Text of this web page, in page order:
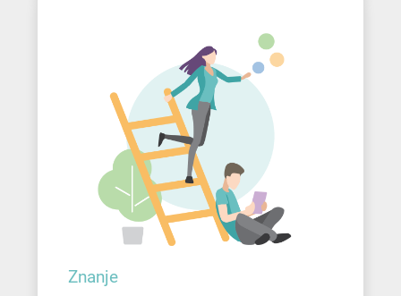
Znanje